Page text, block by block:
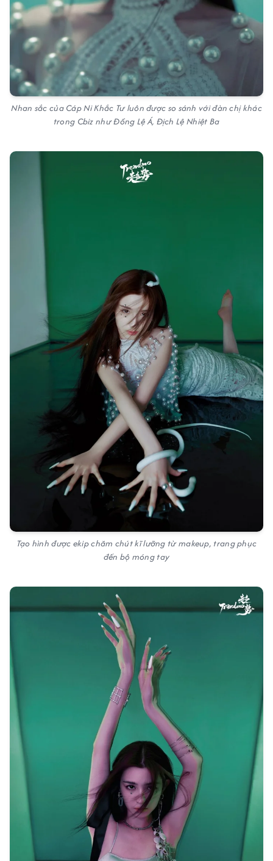
Nhan sắc của Cáp Ni Khắc Tư luôn được so sánh với đàn chị khác
trong Cbiz như Đồng Lệ Á, Địch Lệ Nhiệt Ba
Tạo hình được ekip chăm chút kĩ lưỡng từ makeup, trang phục
đến bộ móng tay